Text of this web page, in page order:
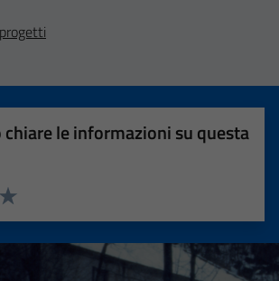
chiare le informazioni su questa
5 stelle su 5
4 stelle su 5
su 5
su 5
5
La
disabilitazione
di questi
la fruizione
delle
funzionalità